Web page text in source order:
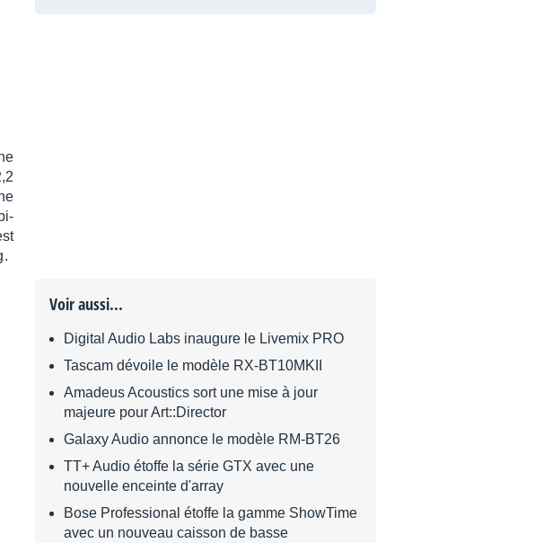
Voir aussi...
Digital Audio Labs inaugure le Livemix PRO
Tascam dévoile le modèle RX-BT10MKII
Amadeus Acoustics sort une mise à jour
majeure pour Art::Director
Galaxy Audio annonce le modèle RM-BT26
TT+ Audio étoffe la série GTX avec une
nouvelle enceinte d'array
Bose Professional étoffe la gamme ShowTime
avec un nouveau caisson de basse